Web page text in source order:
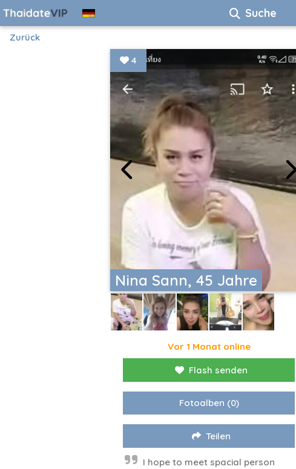
Suche
Zurück
Nina Sann, 45 Jahre
4
Vor 1 Monat online
Flash senden
Fotoalben (0)
Teilen
I hope to meet spacial person